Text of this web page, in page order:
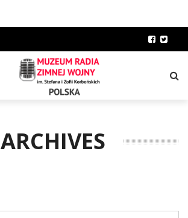
ARCHIVES